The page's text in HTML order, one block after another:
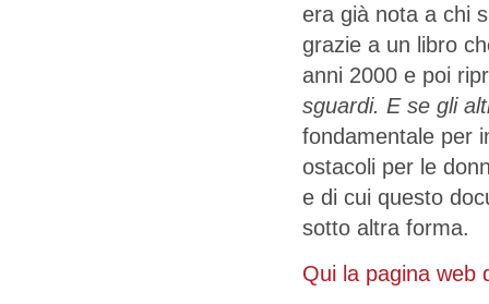
era già nota a chi
grazie a un libro
anni 2000 e poi
sguardi. E se gli
fondamentale per
ostacoli per le
e di cui questo
sotto altra forma.
Qui la pagina web